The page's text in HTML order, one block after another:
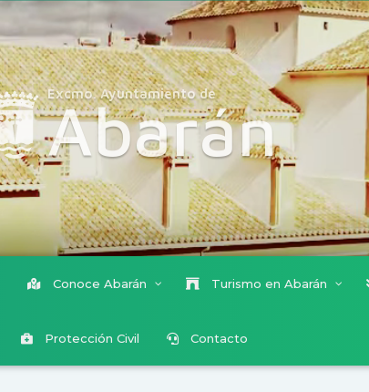
Excmo. Ayuntamiento de
Abarán
Conoce Abarán Turismo en Abarán
Protección Civil Contacto